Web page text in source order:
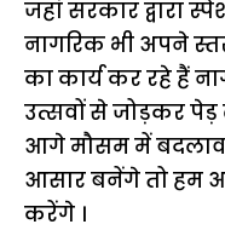
जहां सरकार द्वारा
नागरिक भी अपने
का कार्य कर रहे हैं
उत्सवों से जोड़कर पेड़
आगे मौसम में
आसार बनेंगे तो हम
करेंगे ।